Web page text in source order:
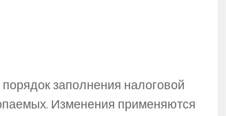
заполнения налоговой
Изменения применяются